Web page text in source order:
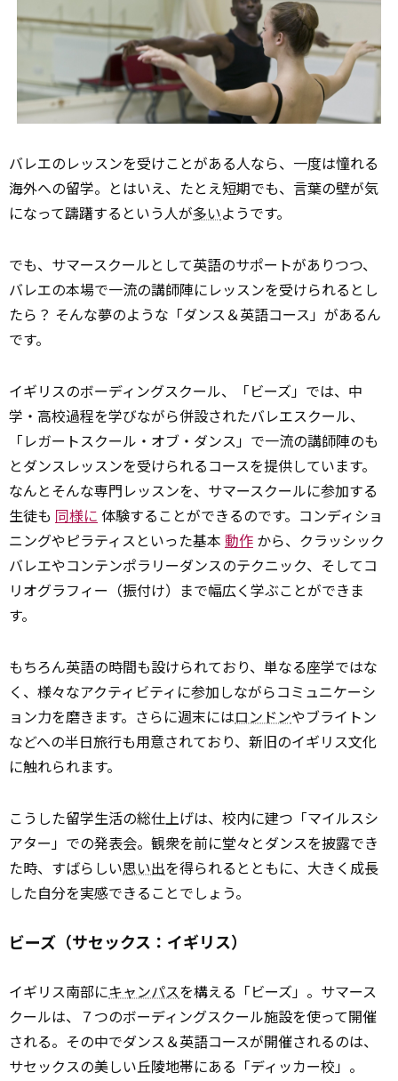
バレエのレッスンを受けことがある人なら、一度は憧れる
海外への留学。とはいえ、たとえ短期でも、言葉の壁が気
になって躊躇するという人が多いようです。
でも、サマースクールとして英語のサポートがありつつ、
バレエの本場で一流の講師陣にレッスンを受けられるとし
たら？ そんな夢のような「ダンス＆英語コース」があるん
です。
イギリスのボーディングスクール、「ビーズ」では、中
学・高校過程を学びながら併設されたバレエスクール、
「レガートスクール・オブ・ダンス」で一流の講師陣のも
とダンスレッスンを受けられるコースを提供しています。
なんとそんな専門レッスンを、サマースクールに参加する
生徒も 同様に 体験することができるのです。コンディショ
ニングやピラティスといった基本 動作 から、クラッシック
バレエやコンテンポラリーダンスのテクニック、そしてコ
リオグラフィー（振付け）まで幅広く学ぶことができま
す。
もちろん英語の時間も設けられており、単なる座学ではな
く、様々なアクティビティに参加しながらコミュニケーシ
ョン力を磨きます。さらに週末にはロンドンやブライトン
などへの半日旅行も用意されており、新旧のイギリス文化
に触れられます。
こうした留学生活の総仕上げは、校内に建つ「マイルスシ
アター」での発表会。観衆を前に堂々とダンスを披露でき
た時、すばらしい思い出を得られるとともに、大きく成長
した自分を実感できることでしょう。
ビーズ（サセックス：イギリス）
イギリス南部にキャンパスを構える「ビーズ」。サマース
クールは、７つのボーディングスクール施設を使って開催
される。その中でダンス＆英語コースが開催されるのは、
サセックスの美しい丘陵地帯にある「ディッカー校」。